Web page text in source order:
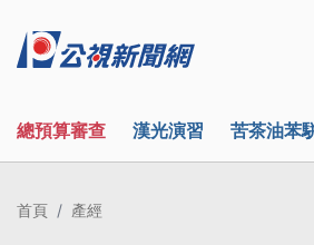
總預算審查 漢光演習 苦茶油苯
首頁 產經